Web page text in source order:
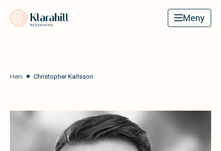
Meny
Hem Christopher Karlsson